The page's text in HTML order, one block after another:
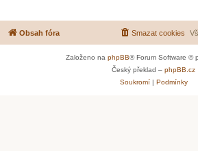
Obsah fóra Smazat cookies
Založeno na phpBB® Forum Software ©
Český překlad – phpBB.cz
Soukromí| Podmínky